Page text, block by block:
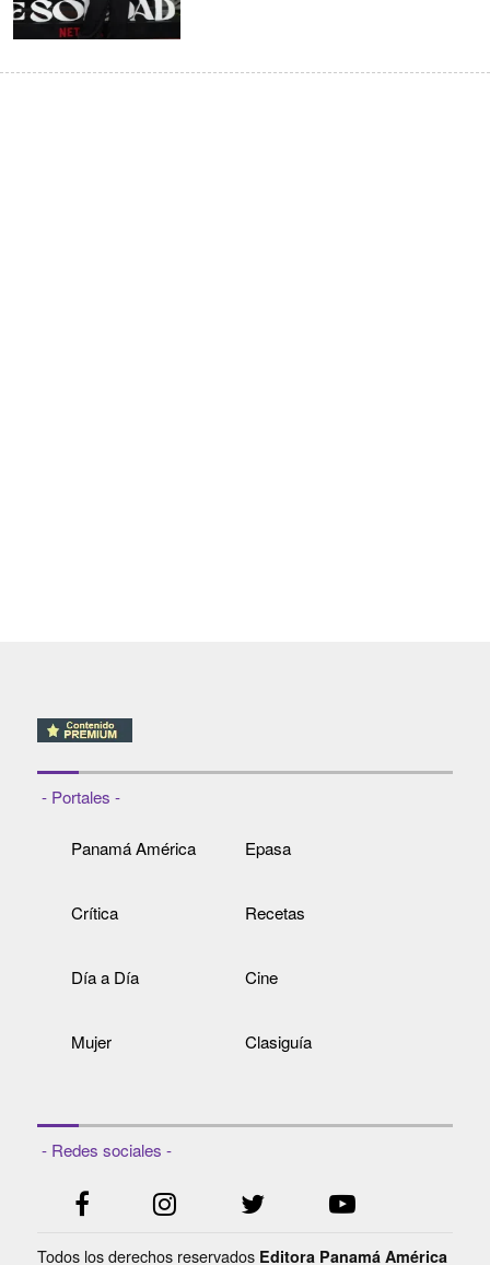
- Portales -
Panamá América Epasa
Crítica Recetas
Día a Día Cine
Mujer Clasiguía
- Redes sociales -
Todos los derechos reservados Editora Panamá América